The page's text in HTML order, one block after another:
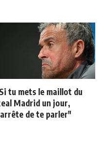
tu mets le maillot du
Madrid un jour,
de te parler"